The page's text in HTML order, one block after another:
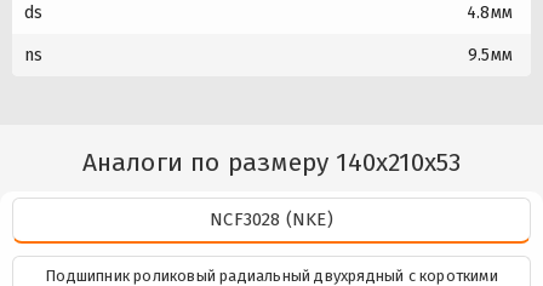
ds 4.8мм
ns 9.5мм
Аналоги по размеру 140x210x53
NCF3028 (NKE)
Подшипник роликовый радиальный двухрядный с короткими